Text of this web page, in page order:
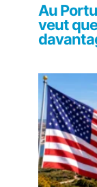
Au
veut